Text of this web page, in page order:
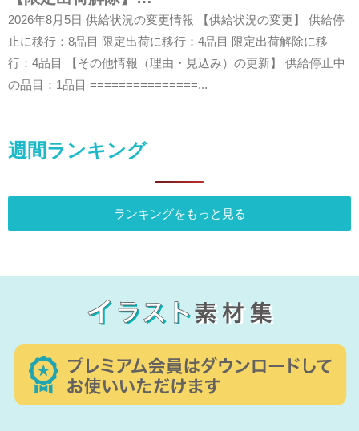
2026年8月5日 供給状況の変更情報 【供給状況の変更】 供給停
止に移行：8品目 限定出荷に移行：4品目 限定出荷解除に移
行：4品目 【その他情報（理由・見込み）の更新】 供給停止中
の品目：1品目 ===============...
週間ランキング
ランキングをもっと見る